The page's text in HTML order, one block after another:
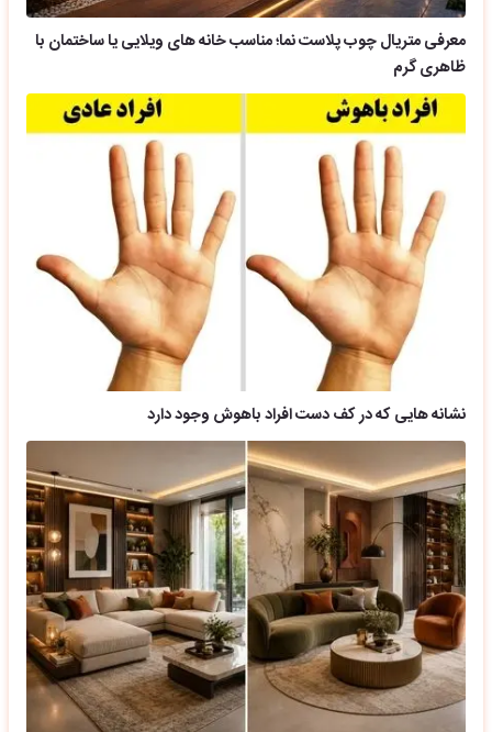
معرفی متریال چوب پلاست نما؛ مناسب خانه های ویلایی یا ساختمان با
ظاهری گرم
نشانه هایی که در کف دست افراد باهوش وجود دارد